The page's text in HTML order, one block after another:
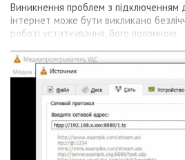
Виникнення проблем з підключенням
інтернет може бути викликано
роботі устаткування, його поломкою